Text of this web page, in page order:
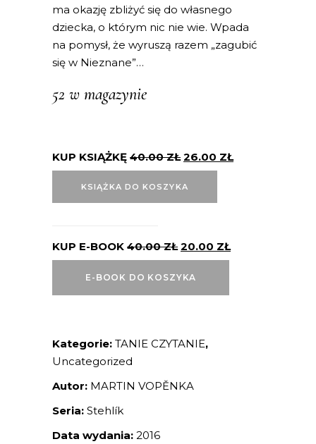
ma okazję zbliżyć się do własnego
dziecka, o którym nic nie wie. Wpada
na pomysł, że wyruszą razem „zagubić
się w Nieznane”…
52 w magazynie
KUP KSIĄŻKĘ 40.00ZŁ 26.00 ZŁ
KSIĄŻKA DO KOSZYKA
KUP E-BOOK 40.00ZŁ 20.00 ZŁ
E-BOOK DO KOSZYKA
Kategorie: TANIE CZYTANIE,
Uncategorized
Autor: MARTIN VOPĚNKA
Seria: Stehlík
Data wydania: 2016